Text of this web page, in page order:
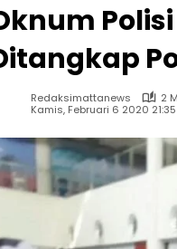
Redaksimattanews
2
Kamis, Februari 6 2020 21:35